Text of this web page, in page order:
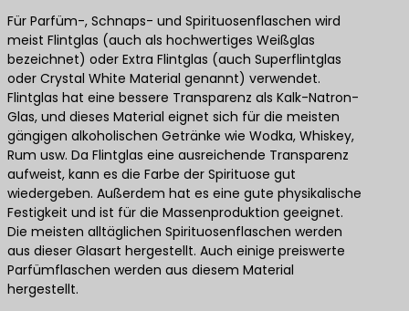
Für Parfüm-, Schnaps- und Spirituosenflaschen wird
meist Flintglas (auch als hochwertiges Weißglas
bezeichnet) oder Extra Flintglas (auch Superflintglas
oder Crystal White Material genannt) verwendet.
Flintglas hat eine bessere Transparenz als Kalk-Natron-
Glas, und dieses Material eignet sich für die meisten
gängigen alkoholischen Getränke wie Wodka, Whiskey,
Rum usw. Da Flintglas eine ausreichende Transparenz
aufweist, kann es die Farbe der Spirituose gut
wiedergeben. Außerdem hat es eine gute physikalische
Festigkeit und ist für die Massenproduktion geeignet.
Die meisten alltäglichen Spirituosenflaschen werden
aus dieser Glasart hergestellt. Auch einige preiswerte
Parfümflaschen werden aus diesem Material
hergestellt.